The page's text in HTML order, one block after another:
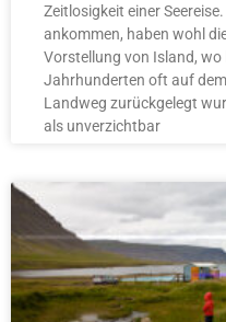
Zeitlosigkeit einer
ankommen, haben wohl
Vorstellung von Island, wo
Jahrhunderten oft auf
Landweg zurückgelegt
als unverzichtbar